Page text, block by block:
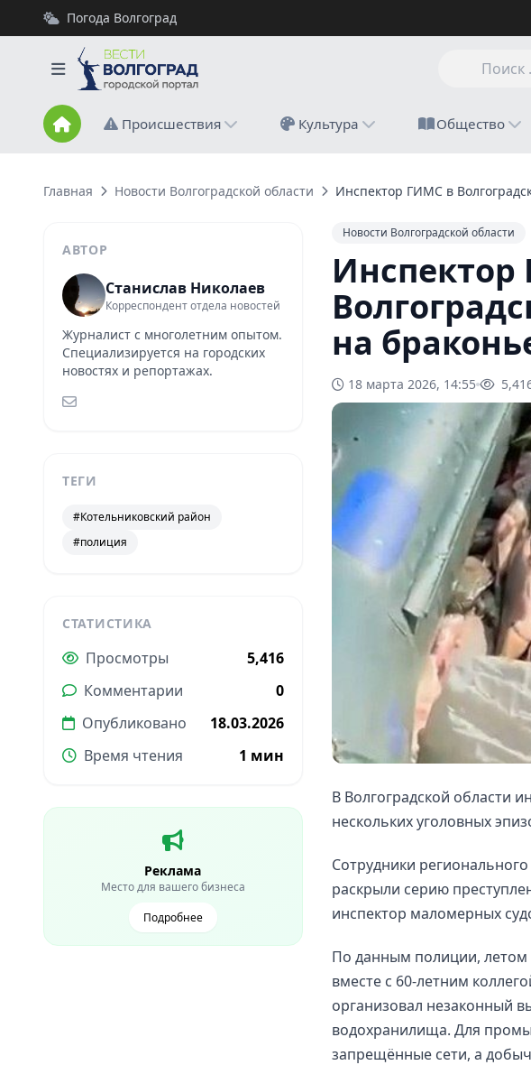
Погода Волгоград
Происшествия Культура Общество
Главная Новости Волгоградской области Инспектор ГИМС в
АВТОР
Станислав Николаев
Корреспондент отдела новостей
Журналист с многолетним опытом.
Специализируется на городских
новостях и репортажах.
ТЕГИ
#Котельниковский район
#полиция
СТАТИСТИКА
Просмотры
5,416
Комментарии
0
Опубликовано
18.03.2026
Время чтения
1 мин
Реклама
Место для вашего бизнеса
Подробнее
Новости Волгоградской области
на
18 марта 2026, 14:55
В Волгоградской области
нескольких уголовных
Сотрудники
раскрыли серию
инспектор маломерных
По данным полиции, летом
вместе с 60-летним
организовал незаконный
водохранилища. Для
запрещённые сети, а